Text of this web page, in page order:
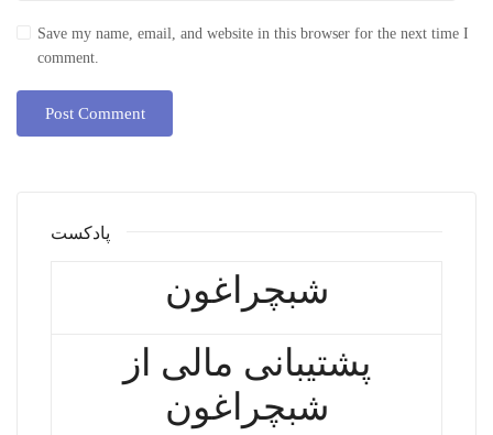
Save my name, email, and website in this browser for the next time I
comment.
پادکست
شبچراغون
پشتیبانی مالی از
شبچراغون